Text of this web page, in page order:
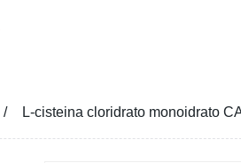
L-cisteina cloridrato monoidrato